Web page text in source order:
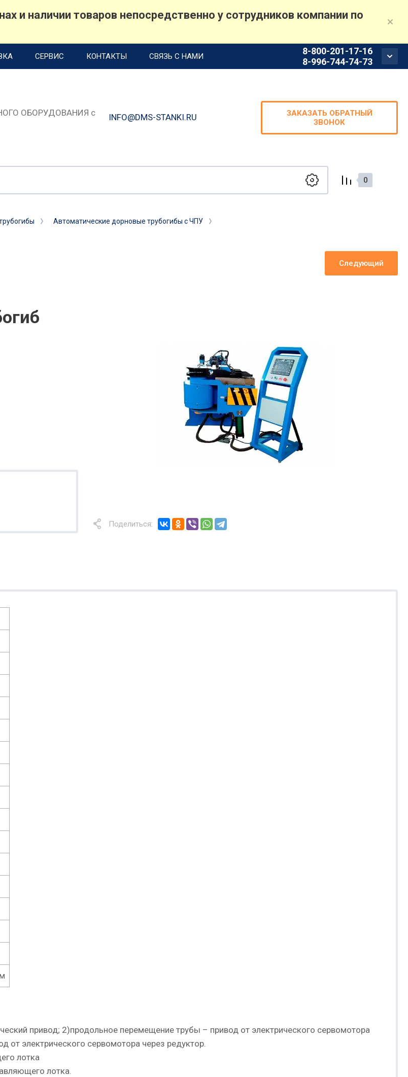
и наличии товаров непосредственно у сотрудников компании по
СЕРВИС КОНТАКТЫ СВЯЗЬ С НАМИ
8-800-201-17-16
8-996-744-74-73
ОБОРУДОВАНИЯ с
INFO@DMS-STANKI.RU
ЗАКАЗАТЬ ОБРАТНЫЙ
ЗВОНОК
0
Автоматические дорновые трубогибы с ЧПУ
Следующий
Поделиться:
привод; 2)продольное перемещение трубы – привод от электрического сервомотора
от электрического сервомотора через редуктор.
лотка
лотка.